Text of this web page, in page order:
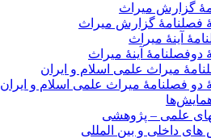
گزارش میراث
فصلنامۀ گزارش میراث
آینۀ میراث
دوفصلنامۀ آینۀ میراث
میراث علمی اسلام و ایران
دو فصلنامۀ میراث علمی اسلام و ایران
علمی – پژوهشی
داخلی و بین المللی